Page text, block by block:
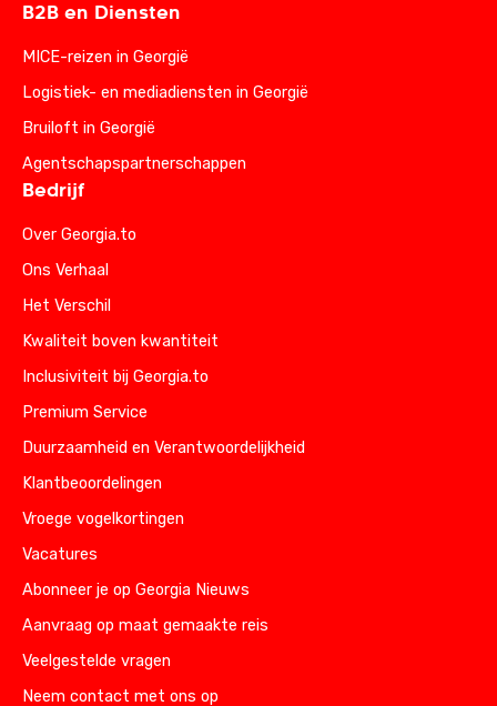
B2B en Diensten
MICE-reizen in Georgië
Logistiek- en mediadiensten in Georgië
Bruiloft in Georgië
Agentschapspartnerschappen
Bedrijf
Over Georgia.to
Ons Verhaal
Het Verschil
Kwaliteit boven kwantiteit
Inclusiviteit bij Georgia.to
Premium Service
Duurzaamheid en Verantwoordelijkheid
Klantbeoordelingen
Vroege vogelkortingen
Vacatures
Abonneer je op Georgia Nieuws
Aanvraag op maat gemaakte reis
Veelgestelde vragen
Neem contact met ons op